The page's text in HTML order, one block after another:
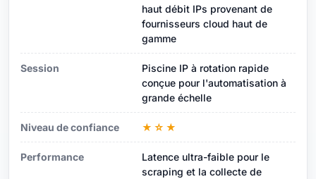
haut débit IPs provenant de
fournisseurs cloud haut de
gamme
Session
Piscine IP à rotation rapide
conçue pour l'automatisation à
grande échelle
Niveau de confiance ★☆★
Performance
Latence ultra-faible pour le
scraping et la collecte de